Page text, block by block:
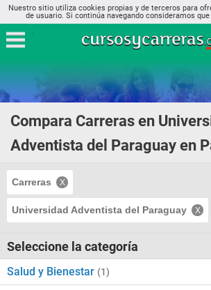
Nuestro sitio utiliza cookies propias y de terceros para
de usuario. Si continúa navegando consideramos
Compara Carreras en
Adventista del Paraguay en
Carreras
Universidad Adventista del Paraguay
Seleccione la categoría
Salud y Bienestar (1)